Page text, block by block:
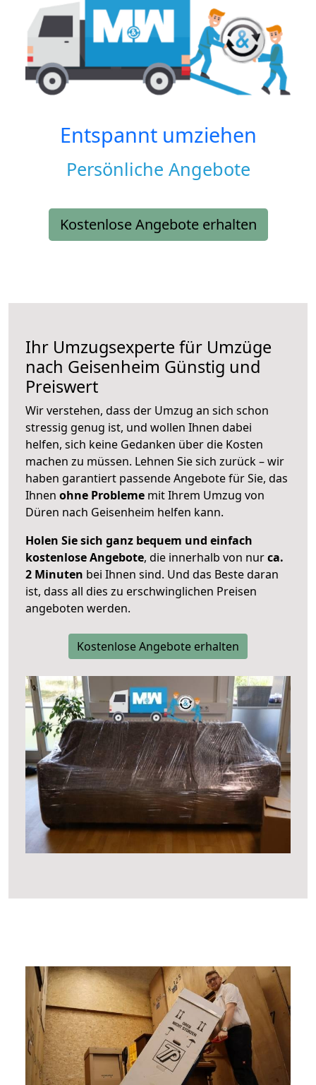
Entspannt umziehen
Persönliche Angebote
Kostenlose Angebote erhalten
Ihr Umzugsexperte für Umzüge
nach Geisenheim Günstig und
Preiswert
Wir verstehen, dass der Umzug an sich schon
stressig genug ist, und wollen Ihnen dabei
helfen, sich keine Gedanken über die Kosten
machen zu müssen. Lehnen Sie sich zurück – wir
haben garantiert passende Angebote für Sie, das
Ihnen ohne Probleme mit Ihrem Umzug von
Düren nach Geisenheim helfen kann.
Holen Sie sich ganz bequem und einfach
kostenlose Angebote, die innerhalb von nurca.
2 Minuten bei Ihnen sind. Und das Beste daran
ist, dass all dies zu erschwinglichen Preisen
angeboten werden.
Kostenlose Angebote erhalten